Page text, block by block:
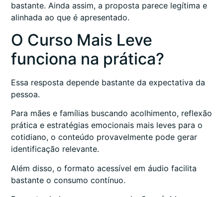
bastante. Ainda assim, a proposta parece legítima e
alinhada ao que é apresentado.
O Curso Mais Leve
funciona na prática?
Essa resposta depende bastante da expectativa da
pessoa.
Para mães e famílias buscando acolhimento, reflexão
prática e estratégias emocionais mais leves para o
cotidiano, o conteúdo provavelmente pode gerar
identificação relevante.
Além disso, o formato acessível em áudio facilita
bastante o consumo contínuo.